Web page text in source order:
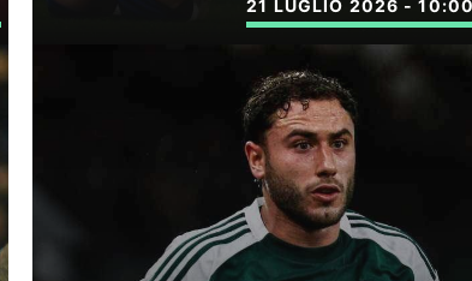
21 LUGLIO 2026 - 10:00